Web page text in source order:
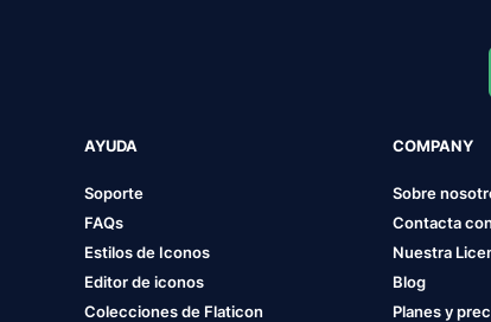
AYUDA
Soporte
FAQs
Estilos de Iconos
Editor de iconos
Colecciones de Flaticon
COMPANY
Sobre
Contacta
Nuestra
Blog
Planes y